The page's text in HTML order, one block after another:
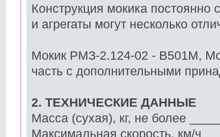
Конструкция мокика постоянно
и агрегаты могут несколько
Мокик РМЗ-2.124-02 - B501M,
часть с дополнительными
2. ТЕХНИЧЕСКИЕ ДАННЫЕ
Масса (сухая), кг, не более
Максимальная скорость, км/ч